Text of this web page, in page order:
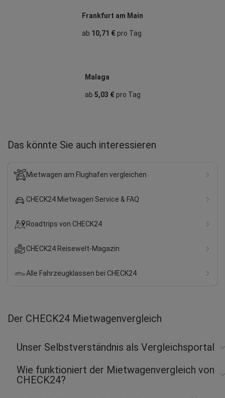
Frankfurt am Main
ab 10,71 € pro Tag
Malaga
ab 5,03 €pro Tag
Das könnte Sie auch interessieren
Mietwagen am Flughafen vergleichen
CHECK24 Mietwagen Service & FAQ
Roadtrips von CHECK24
CHECK24 Reisewelt-Magazin
Alle Fahrzeugklassen bei CHECK24
Der CHECK24 Mietwagenvergleich
Unser Selbstverständnis als Vergleichsportal
Wie funktioniert der Mietwagenvergleich von
CHECK24?